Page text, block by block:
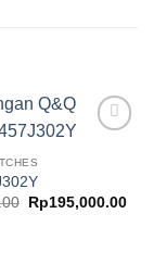
Harga
aslinya
Rp195,000.00